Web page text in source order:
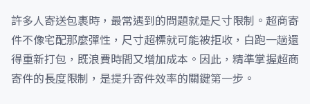
許多人寄送包裹時，最常遇到的問題就是尺寸限制。超商寄
件不像宅配那麼彈性，尺寸超標就可能被拒收，白跑一趟還
得重新打包，既浪費時間又增加成本。因此，精準掌握超商
寄件的長度限制，是提升寄件效率的關鍵第一步。